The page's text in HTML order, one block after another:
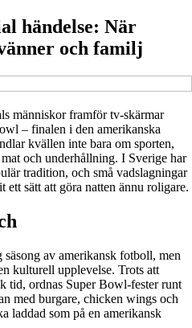
händelse: När
och familj
människor framför tv-skärmar
– finalen i den amerikanska
kvällen inte bara om sporten,
och underhållning. I Sverige har
tradition, och små vadslagningar
sätt att göra natten ännu roligare.
av amerikansk fotboll, men
kulturell upplevelse. Trots att
tid, ordnas Super Bowl-fester runt
med burgare, chicken wings och
laddad som på en amerikansk